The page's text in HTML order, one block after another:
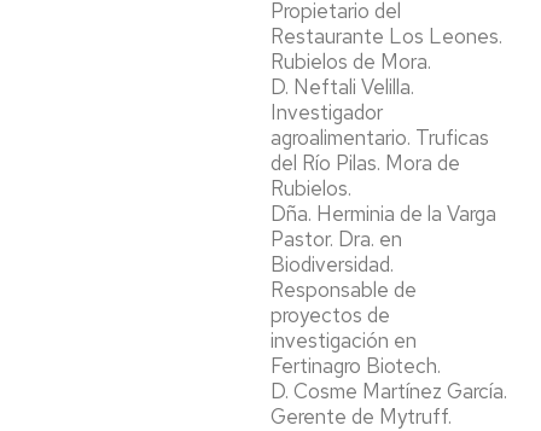
Propietario del
Restaurante Los Leones.
Rubielos de Mora.
D. Neftali Velilla.
Investigador
agroalimentario. Truficas
del Río Pilas. Mora de
Rubielos.
Dña. Herminia de la Varga
Pastor. Dra. en
Biodiversidad.
Responsable de
proyectos de
investigación en
Fertinagro Biotech.
D. Cosme Martínez García.
Gerente de Mytruff.